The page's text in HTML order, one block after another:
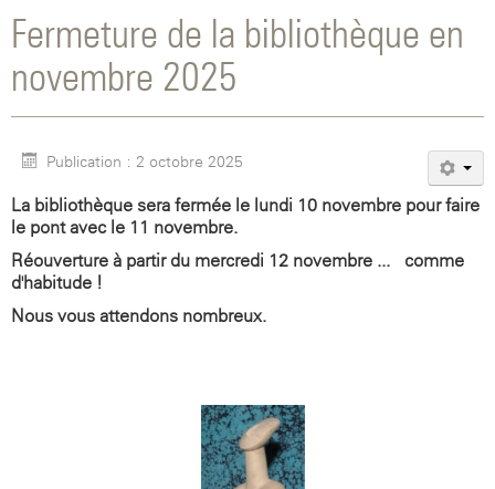
Fermeture de la bibliothèque en
novembre 2025
Publication : 2 octobre 2025
La bibliothèque sera fermée le lundi 10 novembre pour faire
le pont avec le 11 novembre.
Réouverture à partir du mercredi 12 novembre ... comme
d'habitude !
Nous vous attendons nombreux.